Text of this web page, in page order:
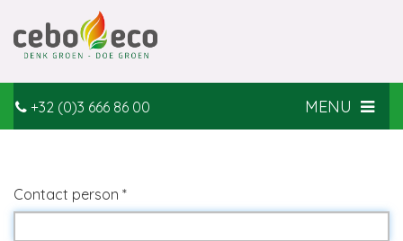
+32 (0)3 666 86 00 MENU
Contact person *